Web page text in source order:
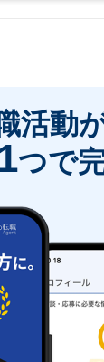
活動
つで